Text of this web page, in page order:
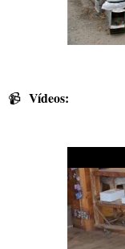
📹 Vídeos: